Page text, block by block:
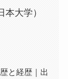
大学）
と経歴｜出